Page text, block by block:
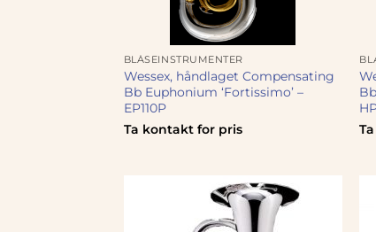
BLÅSEINSTRUMENTER
Wessex, håndlaget Compensating
Bb Euphonium ‘Fortissimo’ –
EP110P
Ta kontakt for pris